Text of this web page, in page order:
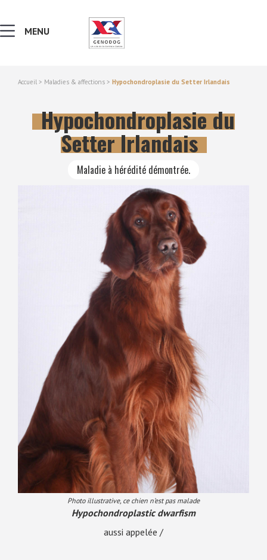
NOTIONS DE GÉNÉTIQUE
RECHERCHER UNE RACE
LEXIQUE
VERS LE SITE SCC.ASSO.FR
MENU
Accueil > Maladies & affections > Hypochondroplasie du Setter Irlandais
Hypochondroplasie du
Setter Irlandais
Maladie à hérédité démontrée.
Photo illustrative, ce chien n’est pas malade
Hypochondroplastic dwarfism
aussi appelée /